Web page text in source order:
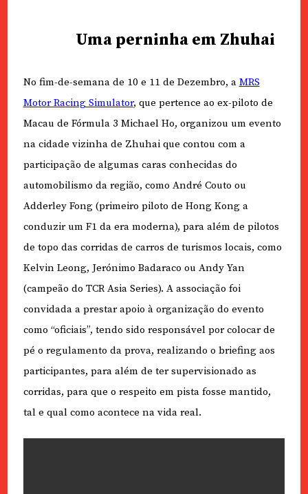
Uma perninha em Zhuhai
No fim-de-semana de 10 e 11 de Dezembro, a MRS
Motor Racing Simulator, que pertence ao ex-piloto de
Macau de Fórmula 3 Michael Ho, organizou um evento
na cidade vizinha de Zhuhai que contou com a
participação de algumas caras conhecidas do
automobilismo da região, como André Couto ou
Adderley Fong (primeiro piloto de Hong Kong a
conduzir um F1 da era moderna), para além de pilotos
de topo das corridas de carros de turismos locais, como
Kelvin Leong, Jerónimo Badaraco ou Andy Yan
(campeão do TCR Asia Series). A associação foi
convidada a prestar apoio à organização do evento
como “oficiais”, tendo sido responsável por colocar de
pé o regulamento da prova, realizando o briefing aos
participantes, para além de ter supervisionado as
corridas, para que o respeito em pista fosse mantido,
tal e qual como acontece na vida real.